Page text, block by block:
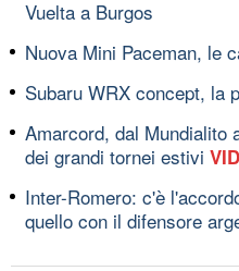
Vuelta a Burgos
Nuova Mini Paceman, le
Subaru WRX concept, la
Amarcord, dal Mundialito
dei grandi tornei estivi
Inter-Romero: c'è
quello con il difensore